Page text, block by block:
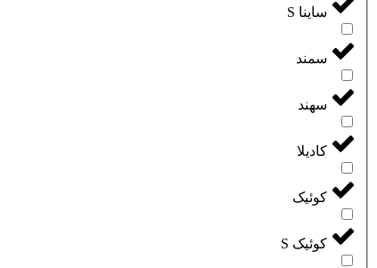
ساینا S
سمند
سهند
کادیلا
کوئیک
کوئیک S